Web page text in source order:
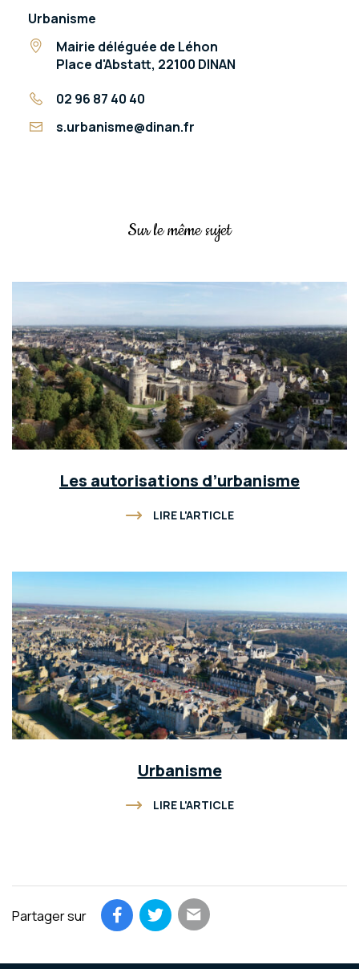
Urbanisme
Mairie déléguée de Léhon
Place d'Abstatt, 22100 DINAN
02 96 87 40 40
s.urbanisme@dinan.fr
Sur le même sujet
Les autorisations d’urbanisme
LIRE L'ARTICLE
Urbanisme
LIRE L'ARTICLE
Partager sur Partager sur Facebook
Partager sur Twitter
Partager par email